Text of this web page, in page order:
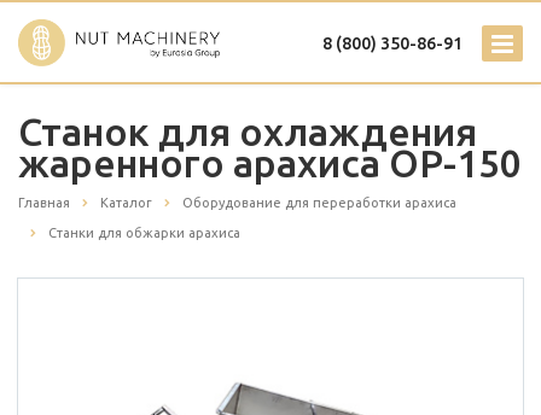
8 (800) 350-86-91
Станок для охлаждения
жаренного арахиса ОР-150
Главная Каталог Оборудование для переработки арахиса
Станки для обжарки арахиса